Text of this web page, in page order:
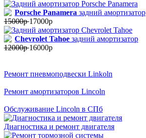
Porsche Panamera задний амортизатор
15000р17000р
Chevrolet Tahoe задний амортизатор
12000р16000р
Ремонт пневмоподвески Linkoln
Ремонт амортизаторов Lincoln
Обслуживание Lincoln в СПб
Диагностика и ремонт двигателя